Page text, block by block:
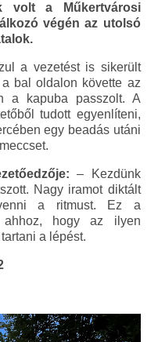
volt a Műkertvárosi
végén az utolsó
a vezetést is sikerült
bal oldalon követte az
a kapuba passzolt. A
tudott egyenlíteni,
egy beadás utáni
– Kezdünk
Nagy iramot diktált
a ritmust. Ez a
hogy az ilyen
a lépést.